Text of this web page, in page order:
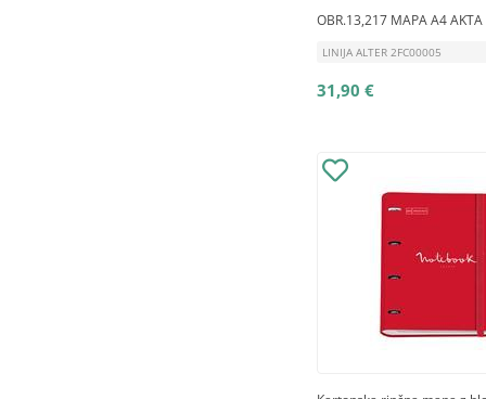
OBR.13,217 MAPA A4 AKTA
LINIJA ALTER 2FC00005
31,90 €